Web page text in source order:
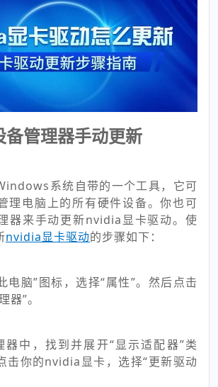
备管理器手动更新
系统自带的一个工具，它可
理电脑上的所有硬件设备。你也可
器来手动更新nvidia显卡驱动。使
nvidia显卡驱动的步骤如下：
电脑”图标，选择“属性”。然后点击
器”。
器中，找到并展开“显示适配器”类
击你的nvidia显卡，选择“更新驱动